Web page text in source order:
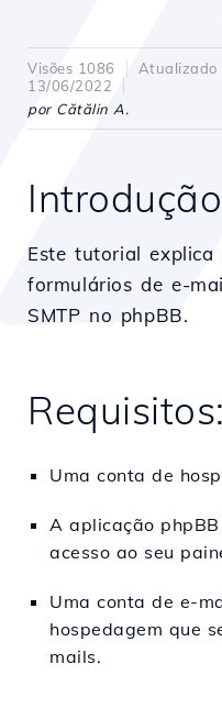
Visões 1086 Atualizado
13/06/2022
por Cătălin A.
Introdução
Este tutorial
formulários de e-
SMTP no phpBB.
Requisitos:
Uma conta de
A aplicação
acesso ao seu
Uma conta de e-
hospedagem que
mails.